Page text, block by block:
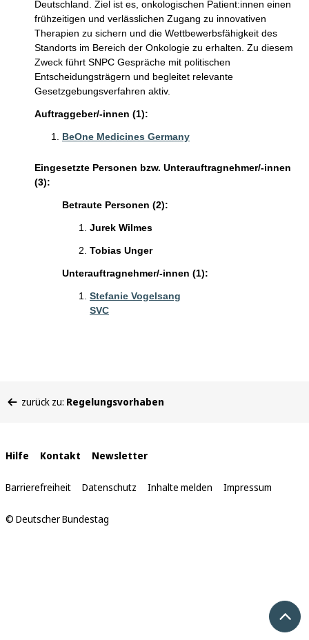
Deutschland. Ziel ist es, onkologischen Patient:innen einen
frühzeitigen und verlässlichen Zugang zu innovativen
Therapien zu sichern und die Wettbewerbsfähigkeit des
Standorts im Bereich der Onkologie zu erhalten. Zu diesem
Zweck führt SNPC Gespräche mit politischen
Entscheidungsträgern und begleitet relevante
Gesetzgebungsverfahren aktiv.
Auftraggeber/-innen (1):
BeOne Medicines Germany
Eingesetzte Personen bzw. Unterauftragnehmer/-innen
(3):
Betraute Personen (2):
Jurek Wilmes
Tobias Unger
Unterauftragnehmer/-innen (1):
Stefanie Vogelsang
SVC
befinden
zurück zu: Regelungsvorhaben
Interne
Links
Hilfe Kontakt Newsletter
Barrierefreiheit Datenschutz Inhalte melden Impressum
© Deutscher Bundestag